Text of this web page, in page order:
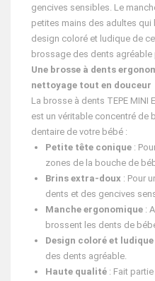
gencives sensibles. Le
petites mains des adultes
design coloré et ludique de
brossage des dents agréable
Une brosse à dents
nettoyage tout en douceur
La brosse à dents TEPE MINI
est un véritable concentré de
dentaire de votre bébé :
Petite tête conique :
zones de la bouche de
Brins extra-doux : Pour
dents et des gencives
Manche ergonomique :
brossent les dents de
Design coloré et ludique
des dents agréable.
Haute qualité : Fait